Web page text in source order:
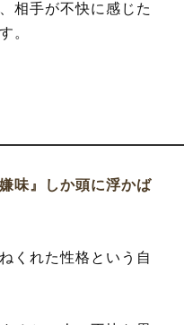
相手が不快に感じた
。
味』しか頭に浮かば
くれた性格という自